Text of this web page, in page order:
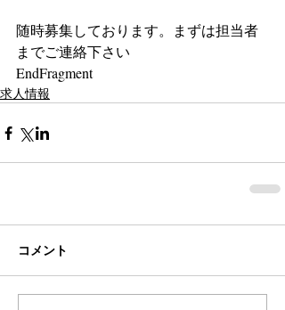
随時募集しております。まずは担当者
までご連絡下さい
EndFragment
求人情報
コメント